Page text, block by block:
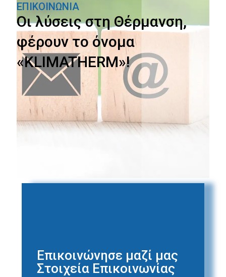
ΕΠΙΚΟΙΝΩΝΙΑ
Οι λύσεις στη Θέρμανση,
φέρουν το όνομα
«KLIMATHERM»!
Επικοινώνησε μαζί μας
Στοιχεία Επικοινωνίας